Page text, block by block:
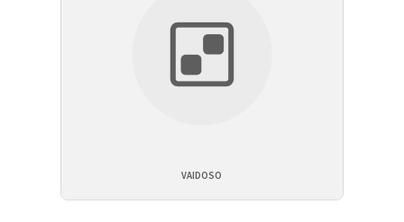
VAIDOSO